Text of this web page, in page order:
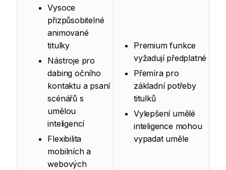
Vysoce
přizpůsobitelné
animované
titulky
Nástroje pro
dabing očního
kontaktu a psaní
scénářů s
umělou
inteligencí
Flexibilita
mobilních a
webových
Premium funkce
vyžadují předplatné
Přemíra pro
základní potřeby
titulků
Vylepšení umělé
inteligence mohou
vypadat uměle